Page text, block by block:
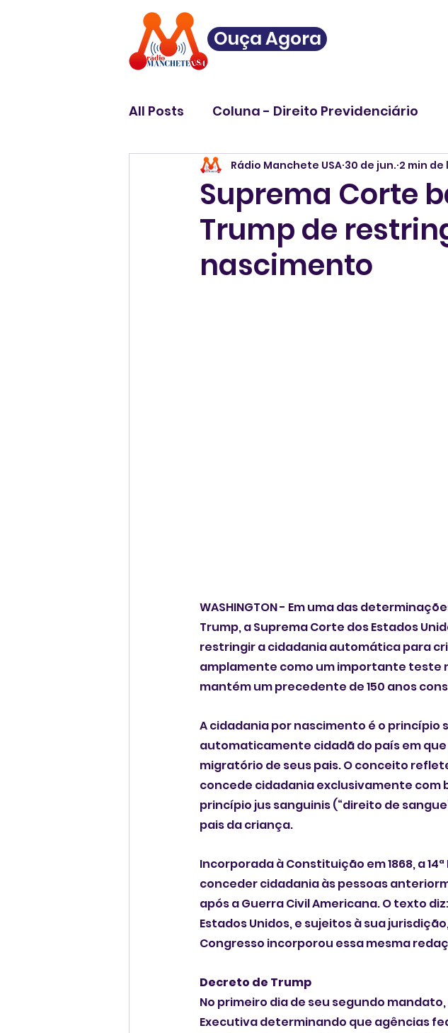
Ouça Agora
All Posts Coluna - Direito Previdenciário
Suprema Corte
Trump de
nascimento
Rádio Manchete USA 30 de jun. 2 min
WASHINGTON - Em uma das
Trump, a Suprema Corte dos Estados
restringir a cidadania automática para
amplamente como um importante teste
mantém um precedente de 150 anos
A cidadania por nascimento é o princípio
automaticamente cidadã do país em
migratório de seus pais. O conceito
concede cidadania exclusivamente com
princípio jus sanguinis (“direito de
pais da criança.
Incorporada à Constituição em 1868, a
conceder cidadania às pessoas
após a Guerra Civil Americana. O texto
Estados Unidos, e sujeitos à sua
Congresso incorporou essa mesma
Decreto de Trump
No primeiro dia de seu segundo
Executiva determinando que agências